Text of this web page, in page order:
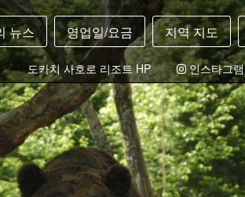
뉴스 영업일/요금 지역 지도
도카치 사호로 리조트 HP
인스타그램